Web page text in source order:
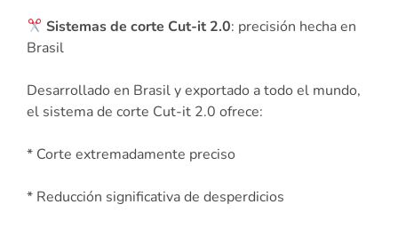
Sistemas de corte Cut-it 2.0: precisión hecha en
Brasil
Desarrollado en Brasil y exportado a todo el mundo,
el sistema de corte Cut-it 2.0 ofrece:
* Corte extremadamente preciso
* Reducción significativa de desperdicios